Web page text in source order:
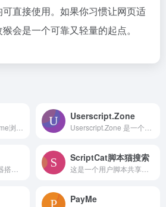
直接使用。如果你习惯让网页适
会是一个可靠又轻量的起点。
Userscript.Zone
ScriptCat脚本猫搜索
PayMe